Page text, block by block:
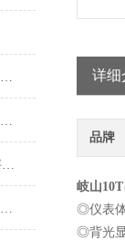
100吨出口式电子地磅，120吨出口式电子汽车衡厂价优惠直销
乐都不锈钢防水秤（久治防腐蚀轮椅秤）柞水轮椅秤）恰卜恰医用轮椅秤维修
禹王台60吨地磅（新郑150T吊秤）茅箭轨道衡器维修
防爆电子称这些注意事项都明白了吗
详细
品牌
岐山
◎仪表
◎背光